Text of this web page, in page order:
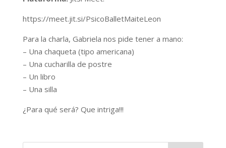
https://meet.jit.si/PsicoBalletMaiteLeon
Para la charla, Gabriela nos pide tener a mano:
– Una chaqueta (tipo americana)
– Una cucharilla de postre
– Un libro
– Una silla
¿Para qué será? Que intriga!!!